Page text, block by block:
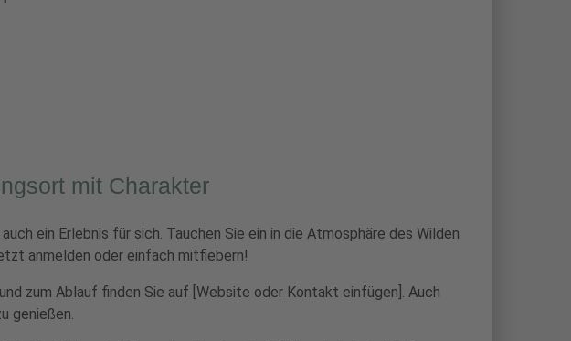
mit Charakter
ein Erlebnis für sich. Tauchen Sie ein in die Atmosphäre des Wilden
anmelden oder einfach mitfiebern!
zum Ablauf finden Sie auf [Website oder Kontakt einfügen]. Auch
genießen.